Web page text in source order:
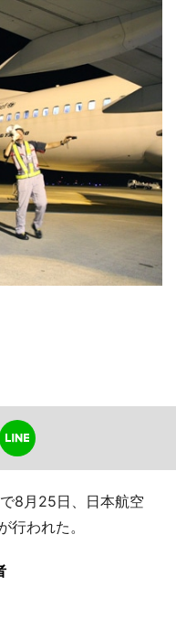
8月25日、日本航空
行われた。